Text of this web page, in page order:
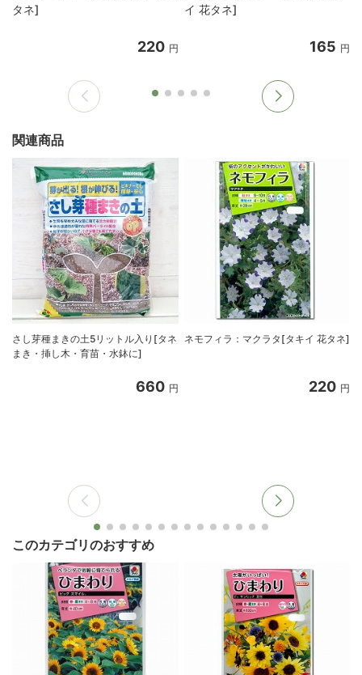
タネ]
220 円
イ 花タネ]
165 円
関連商品
さし芽種まきの土5リットル入り[タネ
まき・挿し木・育苗・水鉢に]
660 円
ネモフィラ：マクラタ[タキイ 花タネ]
220 円
このカテゴリのおすすめ